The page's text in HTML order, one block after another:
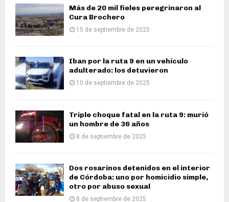
Más de 20 mil fieles peregrinaron al
Cura Brochero
15 de septiembre de 2025
Iban por la ruta 9 en un vehículo
adulterado: los detuvieron
10 de septiembre de 2025
Triple choque fatal en la ruta 9: murió
un hombre de 36 años
8 de septiembre de 2025
Dos rosarinos detenidos en el interior
de Córdoba: uno por homicidio simple,
otro por abuso sexual
8 de septiembre de 2025